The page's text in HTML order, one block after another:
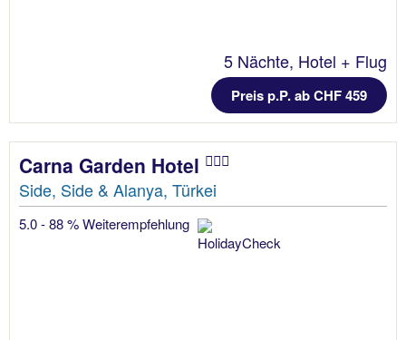
5 Nächte, Hotel + Flug
Preis p.P. ab CHF 459
Carna Garden Hotel
Side, Side & Alanya, Türkei
5.0 - 88 % Weiterempfehlung